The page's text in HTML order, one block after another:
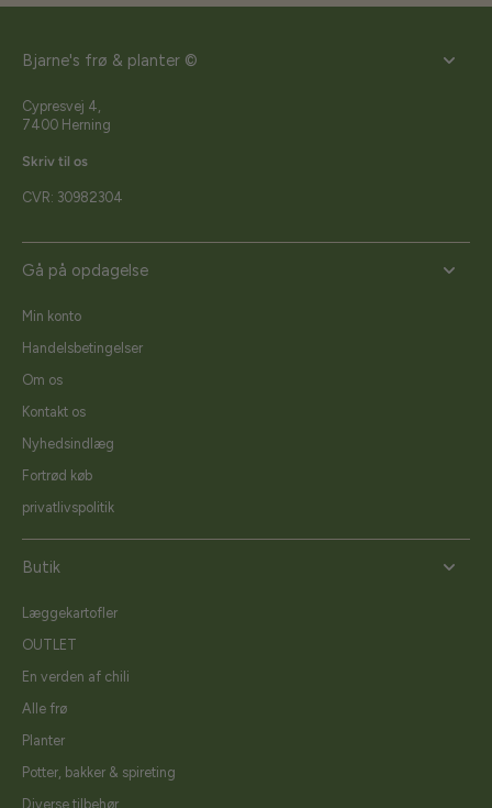
Bjarne's frø & planter ©
Cypresvej 4,
7400 Herning
Skriv til os
CVR: 30982304
Gå på opdagelse
Min konto
Handelsbetingelser
Om os
Kontakt os
Nyhedsindlæg
Fortrød køb
privatlivspolitik
Butik
Læggekartofler
OUTLET
En verden af chili
Alle frø
Planter
Potter, bakker & spireting
Diverse tilbehør